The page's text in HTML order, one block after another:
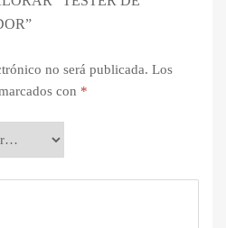
no será publicada. Los
con *